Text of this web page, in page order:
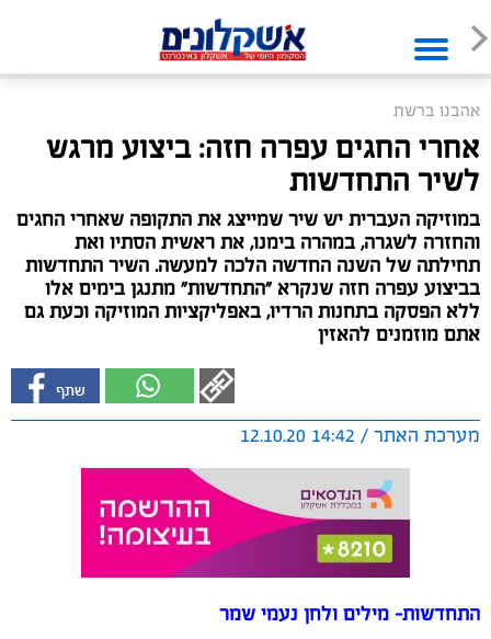
אהבנו ברשת
אחרי החגים עפרה חזה: ביצוע מרגש
לשיר התחדשות
במוזיקה העברית יש שיר שמייצג את התקופה שאחרי החגים
והחזרה לשגרה, במהרה בימנו, את ראשית הסתיו ואת
תחילתה של השנה החדשה הלכה למעשה. השיר התחדשות
בביצוע עפרה חזה שנקרא "התחדשות" מתנגן בימים אלו
ללא הפסקה בתחנות הרדיו, באפליקציות המוזיקה וכעת גם
אתם מוזמנים להאזין
מערכת האתר / 14:42 12.10.20
התחדשות- מילים ולחן נעמי שמר